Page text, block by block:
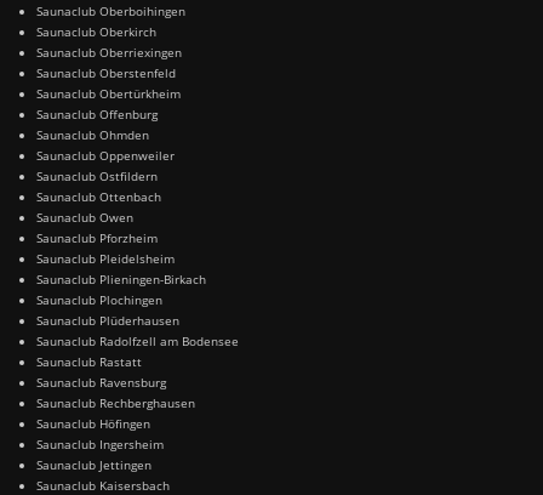
Saunaclub Oberboihingen
Saunaclub Oberkirch
Saunaclub Oberriexingen
Saunaclub Oberstenfeld
Saunaclub Obertürkheim
Saunaclub Offenburg
Saunaclub Ohmden
Saunaclub Oppenweiler
Saunaclub Ostfildern
Saunaclub Ottenbach
Saunaclub Owen
Saunaclub Pforzheim
Saunaclub Pleidelsheim
Saunaclub Plieningen-Birkach
Saunaclub Plochingen
Saunaclub Plüderhausen
Saunaclub Radolfzell am Bodensee
Saunaclub Rastatt
Saunaclub Ravensburg
Saunaclub Rechberghausen
Saunaclub Höfingen
Saunaclub Ingersheim
Saunaclub Jettingen
Saunaclub Kaisersbach